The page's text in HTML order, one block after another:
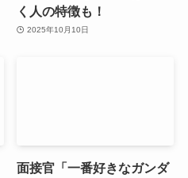
く人の特徴も！
2025年10月10日
面接官「一番好きなガンダ